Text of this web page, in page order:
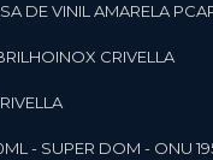
DE VINIL AMARELA
CRIVELLA
- SUPER DOM - ONU